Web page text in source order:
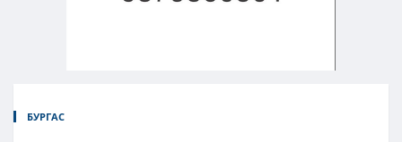
БУРГАС